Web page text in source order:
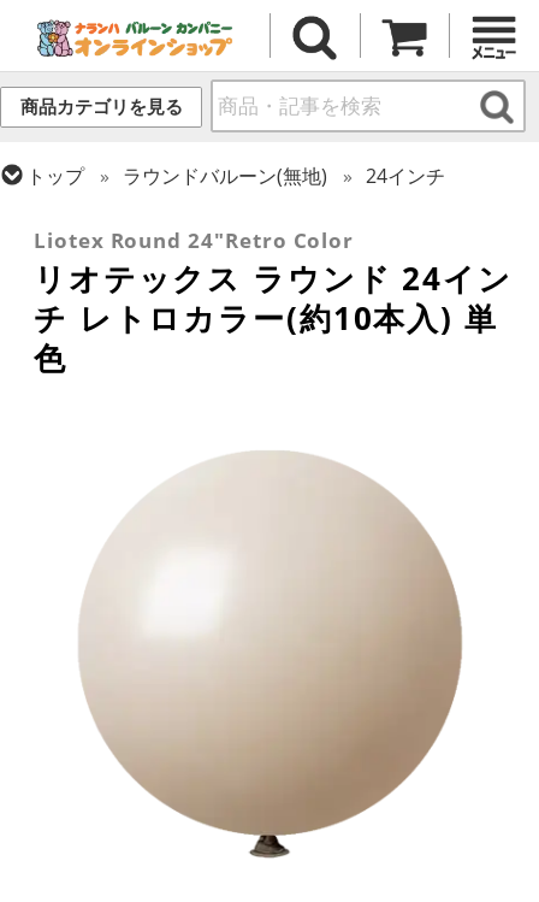
商品カテゴリを見る
トップ ラウンドバルーン(無地)
24インチ
Liotex Round 24"Retro Color
リオテックス ラウンド 24イン
チ レトロカラー(約10本入) 単
色